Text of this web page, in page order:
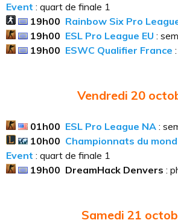
Event : quart de finale 1
19h00 Rainbow Six Pro
19h00 ESL Pro League EU :
19h00 ESWC Qualifier France
Vendredi 20
01h00 ESL Pro League NA :
10h00 Championnats du
Event : quart de finale 1
19h00 DreamHack Denvers :
Samedi 21